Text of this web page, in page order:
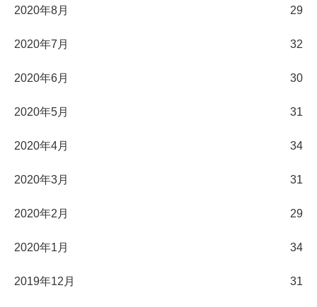
2020年8月 29
2020年7月 32
2020年6月 30
2020年5月 31
2020年4月 34
2020年3月 31
2020年2月 29
2020年1月 34
2019年12月 31